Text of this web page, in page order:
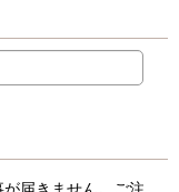
届きません。ご注